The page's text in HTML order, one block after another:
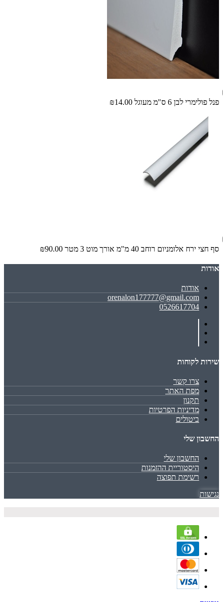
פנל פולימרי לבן 6 ס"מ מעוגל ₪14.00
סף חצי ירח אלומניום רוחב 40 מ"מ אורך מוט 3 מטר ₪90.00
אודות
אודות
orenalon177777@gmail.com
0526617704
שירות לקוחות
צרו קשר
מפת האתר
תקנון
מדיניות הפרטיות
ביטולים
החשבון שלי
החשבון שלי
היסטוריית ההזמנות
רשימת תפוצה
נגישות